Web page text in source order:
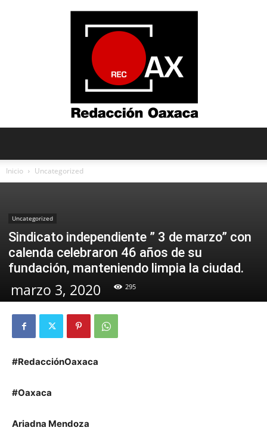
Inicio Uncategorized
Uncategorized
Sindicato independiente ” 3 de marzo” con
calenda celebraron 46 años de su
fundación, manteniendo limpia la ciudad.
marzo 3, 2020 295
#RedacciónOaxaca
#Oaxaca
Ariadna Mendoza